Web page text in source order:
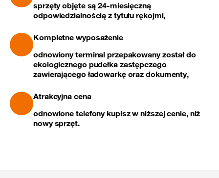
sprzęty objęte są 24-miesięczną
odpowiedzialnością z tytułu rękojmi,
Kompletne wyposażenie
odnowiony terminal przepakowany został do
ekologicznego pudełka zastępczego
zawierającego ładowarkę oraz dokumenty,
Atrakcyjna cena
odnowione telefony kupisz w niższej cenie, niż
nowy sprzęt.